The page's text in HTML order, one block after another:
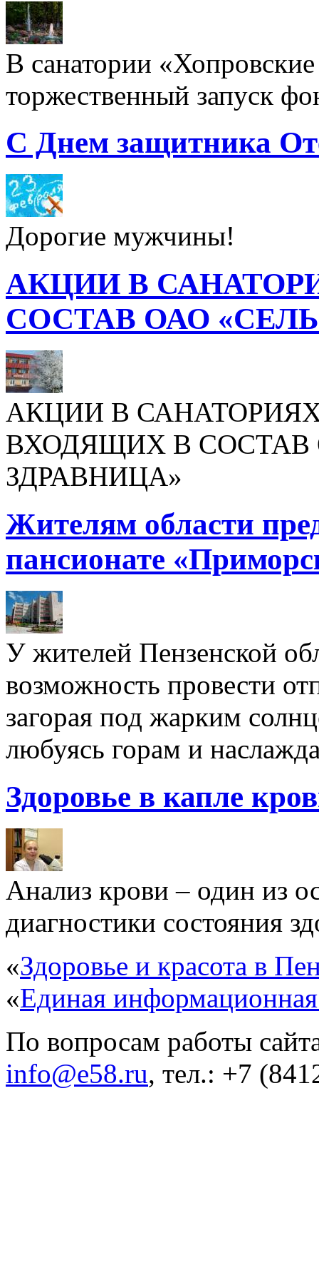
В санатории «Хопровские
торжественный запуск
С Днем защитника
Дорогие мужчины!
АКЦИИ В
СОСТАВ ОАО
АКЦИИ В
ВХОДЯЩИХ В СОСТАВ
ЗДРАВНИЦА»
Жителям области
пансионате
У жителей Пензенской
возможность провести
загорая под жарким
любуясь горам и
Здоровье в капле
Анализ крови – один из
диагностики состояния
«Здоровье и красота в
«Единая
По вопросам работы
info@e58.ru, тел.: +7